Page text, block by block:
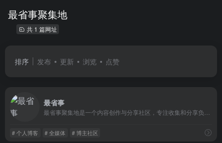
最省事聚集地
共 1 篇网址
排序 发布 更新 浏览 点赞
最省事
# 个人博客 # 全媒体 # 博主社区